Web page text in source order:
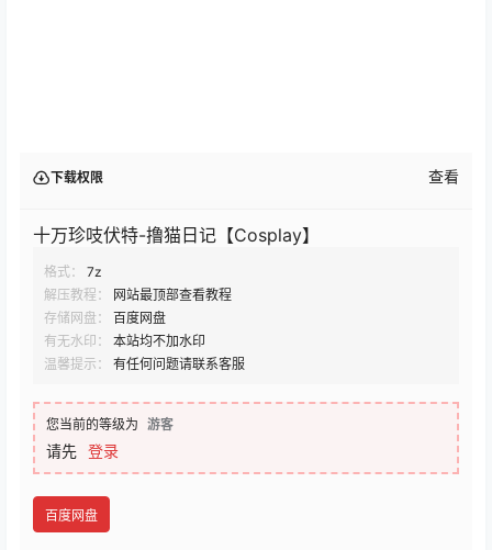
下载权限 查看
十万珍吱伏特-撸猫日记【Cosplay】
格式：
7z
解压教程：
网站最顶部查看教程
存储网盘：
百度网盘
有无水印：
本站均不加水印
温馨提示：
有任何问题请联系客服
您当前的等级为 游客
请先 登录
百度网盘